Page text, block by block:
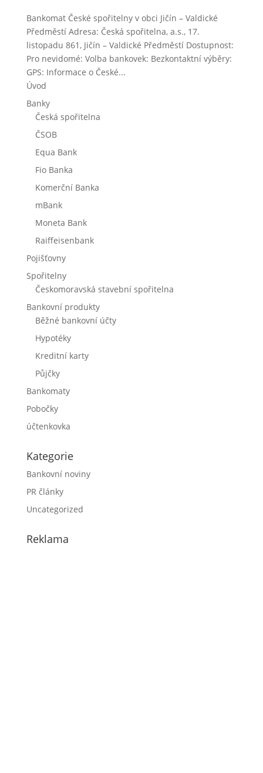
Bankomat České spořitelny v obci Jičín – Valdické
Předměstí Adresa: Česká spořitelna, a.s., 17.
listopadu 861, Jičín – Valdické Předměstí Dostupnost:
Pro nevidomé: Volba bankovek: Bezkontaktní výběry:
GPS: Informace o České...
Úvod
Banky
Česká spořitelna
ČSOB
Equa Bank
Fio Banka
Komerční Banka
mBank
Moneta Bank
Raiffeisenbank
Pojišťovny
Spořitelny
Českomoravská stavební spořitelna
Bankovní produkty
Běžné bankovní účty
Hypotéky
Kreditní karty
Půjčky
Bankomaty
Pobočky
účtenkovka
Kategorie
Bankovní noviny
PR články
Uncategorized
Reklama